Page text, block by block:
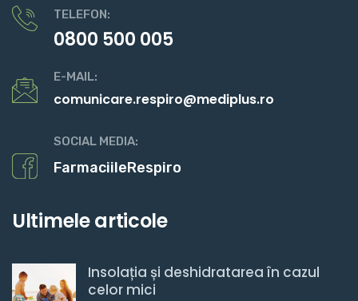
TELEFON:
0800 500 005
E-MAIL:
comunicare.respiro@mediplus.ro
SOCIAL MEDIA:
FarmaciileRespiro
Ultimele articole
Insolația și deshidratarea în cazul
celor mici